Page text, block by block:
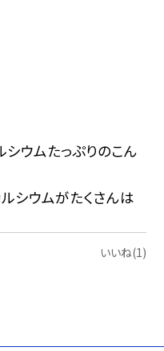
ウムたっぷりのこん
シウムがたくさんは
いいね(1)